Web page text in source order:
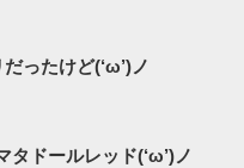
ったけど(‘ω’)ノ
タドールレッド(‘ω’)ノ